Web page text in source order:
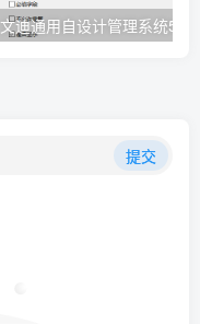
文迪通用自设计管理系统
提交